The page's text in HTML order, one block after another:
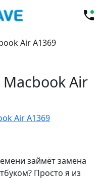
Air A1369
Air
Air A1369
займёт замена
Просто я из